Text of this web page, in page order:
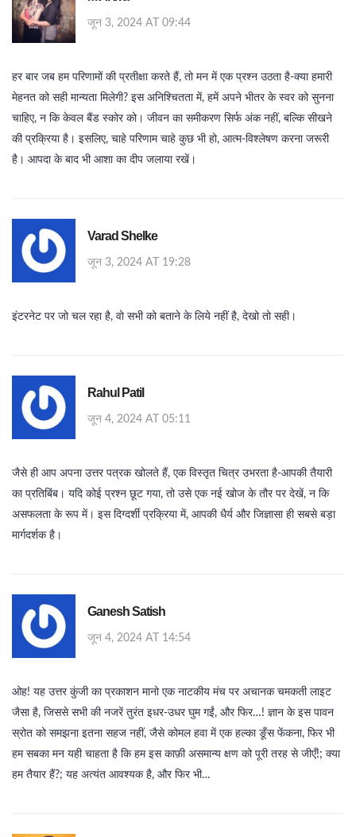
जून 3, 2024 AT 09:44
हर बार जब हम परिणामों की प्रतीक्षा करते हैं, तो मन में एक प्रश्न उठता है-क्या हमारी
मेहनत को सही मान्यता मिलेगी? इस अनिश्चितता में, हमें अपने भीतर के स्वर को सुनना
चाहिए, न कि केवल बैंड स्कोर को। जीवन का समीकरण सिर्फ अंक नहीं, बल्कि सीखने
की प्रक्रिया है। इसलिए, चाहे परिणाम चाहे कुछ भी हो, आत्म-विश्लेषण करना जरूरी
है। आपदा के बाद भी आशा का दीप जलाया रखें।
Varad Shelke
जून 3, 2024 AT 19:28
इंटरनेट पर जो चल रहा है, वो सभी को बताने के लिये नहीं है, देखो तो सही।
Rahul Patil
जून 4, 2024 AT 05:11
जैसे ही आप अपना उत्तर पत्रक खोलते हैं, एक विस्तृत चित्र उभरता है-आपकी तैयारी
का प्रतिबिंब। यदि कोई प्रश्न छूट गया, तो उसे एक नई खोज के तौर पर देखें, न कि
असफलता के रूप में। इस दिग्दर्शी प्रक्रिया में, आपकी धैर्य और जिज्ञासा ही सबसे बड़ा
मार्गदर्शक है।
Ganesh Satish
जून 4, 2024 AT 14:54
ओह! यह उत्तर कुंजी का प्रकाशन मानो एक नाटकीय मंच पर अचानक चमकती लाइट
जैसा है, जिससे सभी की नजरें तुरंत इधर‑उधर घुम गईं, और फिर…! ज्ञान के इस पावन
स्रोत को समझना इतना सहज नहीं, जैसे कोमल हवा में एक हल्का ङूँस फेंकना, फिर भी
हम सबका मन यही चाहता है कि हम इस काफ़ी असमान्य क्षण को पूरी तरह से जीएँ!; क्या
हम तैयार हैं?; यह अत्यंत आवश्यक है, और फिर भी…